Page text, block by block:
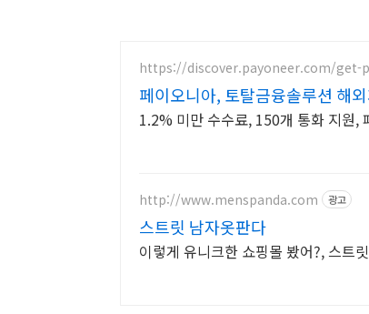
https://discover.payoneer.com/get-
페이오니아, 토탈금융솔루션 해
1.2% 미만 수수료, 150개 통화 지원,
http://www.menspanda.com 광고
스트릿 남자옷판다
이렇게 유니크한 쇼핑몰 봤어?, 스트